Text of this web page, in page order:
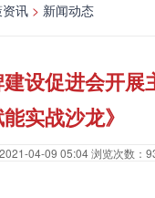
讯 > 新闻动态
设促进会开展
实战沙龙》
2021-04-09 05:04浏览次数：